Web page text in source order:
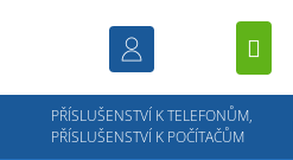
PŘÍSLUŠENSTVÍ K TELEFONŮM,
PŘÍSLUŠENSTVÍ K POČÍTAČŮM